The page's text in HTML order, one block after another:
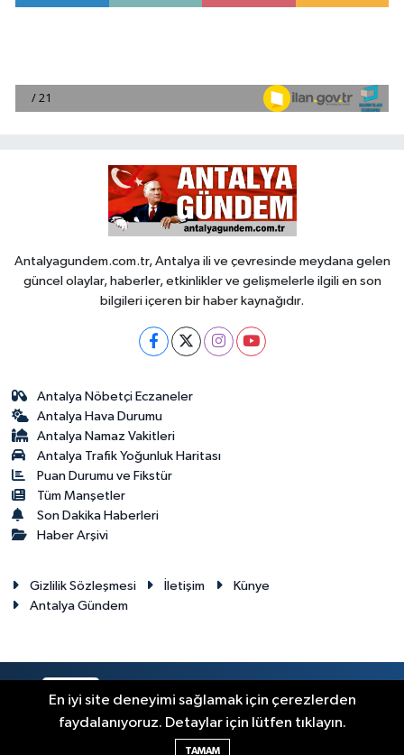
Antalyagundem.com.tr, Antalya ili ve çevresinde meydana gelen
güncel olaylar, haberler, etkinlikler ve gelişmelerle ilgili en son
bilgileri içeren bir haber kaynağıdır.
Antalya Nöbetçi Eczaneler
Antalya Hava Durumu
Antalya Namaz Vakitleri
Antalya Trafik Yoğunluk Haritası
Puan Durumu ve Fikstür
Tüm Manşetler
Son Dakika Haberleri
Haber Arşivi
Gizlilik Sözleşmesi İletişim
Künye
Antalya Gündem
RSS Copyright © 2024. Her hakkı saklıdır.
Haber Yazılımı:
En iyi site deneyimi sağlamak için çerezlerden
faydalanıyoruz. Detaylar için lütfen tıklayın.
TAMAM